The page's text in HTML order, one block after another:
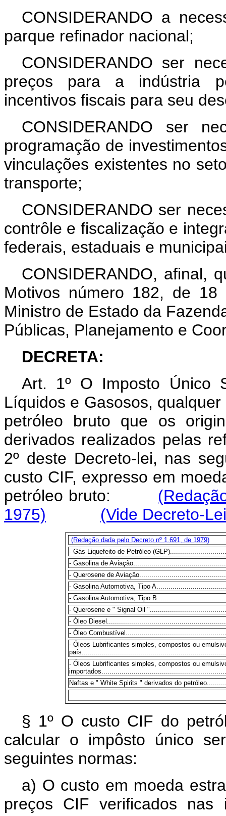
CONSIDERANDO a
parque refinador nacional;
CONSIDERANDO ser
preços para a indústria
incentivos fiscais para seu
CONSIDERANDO ser
programação de
vinculações existentes no
transporte;
CONSIDERANDO ser
contrôle e fiscalização e
federais, estaduais e
CONSIDERANDO, afinal,
Motivos número 182, de 18
Ministro de Estado da
Públicas, Planejamento e
DECRETA:
Art. 1º O Imposto Único
Líquidos e Gasosos,
petróleo bruto que os
derivados realizados pelas
2º deste Decreto-lei, nas
custo CIF, expresso em
petróleo bruto:
1975)
(Vide Decreto-
(Redação dada pelo Decreto nº 1.691, de 1979)
- Gás Liquefeito de Petróleo
- Gasolina de
- Querosene de
- Gasolina Automotiva, Tipo
- Gasolina Automotiva, Tipo
- Querosene e " Signal Oil
- Óleo
- Óleo
- Óleos Lubrificantes simples, compostos ou
- Óleos Lubrificantes simples, compostos ou
Naftas e " White Spirits " derivados do
§ 1º O custo CIF do
calcular o impôsto único
seguintes normas:
a) O custo em moeda
preços CIF verificados nas